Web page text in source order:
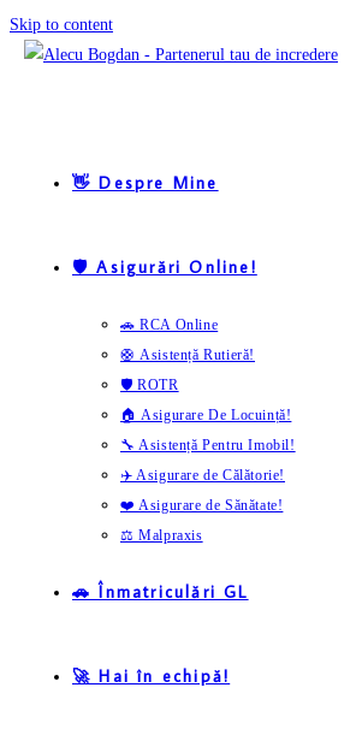
Skip to content
👋 Despre Mine
🛡️ Asigurări Online!
🚗 RCA Online
🛟 Asistență Rutieră!
🛡️ ROTR
🏠 Asigurare De Locuință!
🔧 Asistență Pentru Imobil!
✈️ Asigurare de Călătorie!
❤️ Asigurare de Sănătate!
⚖️ Malpraxis
🚗 Înmatriculări GL
🚀 Hai în echipă!